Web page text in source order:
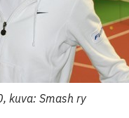
kuva: Smash ry